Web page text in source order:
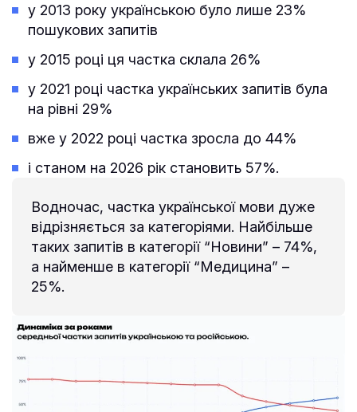
у 2013 року українською було лише 23%
пошукових запитів
у 2015 році ця частка склала 26%
у 2021 році частка українських запитів була
на рівні 29%
вже у 2022 році частка зросла до 44%
і станом на 2026 рік становить 57%.
Водночас, частка української мови дуже
відрізняється за категоріями. Найбільше
таких запитів в категорії “Новини” – 74%,
а найменше в категорії “Медицина” –
25%.